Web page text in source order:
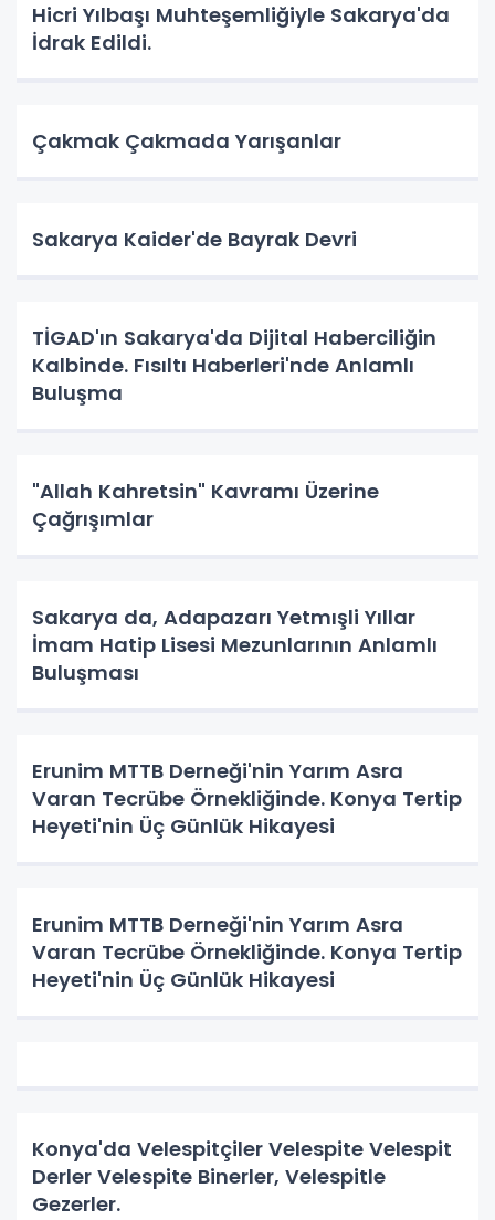
Hicri Yılbaşı Muhteşemliğiyle Sakarya'da
İdrak Edildi.
Çakmak Çakmada Yarışanlar
Sakarya Kaider'de Bayrak Devri
TİGAD'ın Sakarya'da Dijital Haberciliğin
Kalbinde. Fısıltı Haberleri'nde Anlamlı
Buluşma
"Allah Kahretsin" Kavramı Üzerine
Çağrışımlar
Sakarya da, Adapazarı Yetmışli Yıllar
İmam Hatip Lisesi Mezunlarının Anlamlı
Buluşması
Erunim MTTB Derneği'nin Yarım Asra
Varan Tecrübe Örnekliğinde. Konya Tertip
Heyeti'nin Üç Günlük Hikayesi
Erunim MTTB Derneği'nin Yarım Asra
Varan Tecrübe Örnekliğinde. Konya Tertip
Heyeti'nin Üç Günlük Hikayesi
Konya'da Velespitçiler Velespite Velespit
Derler Velespite Binerler, Velespitle
Gezerler.